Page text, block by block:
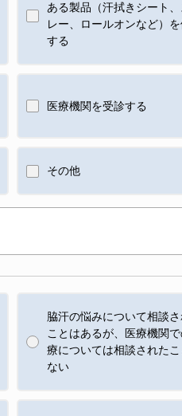
ある製品（汗拭きシート
レー、ロールオンなど）を
する
医療機関を受診する
その他
脇汗の悩みについて相談
ことはあるが、医療機関
療については相談された
ない